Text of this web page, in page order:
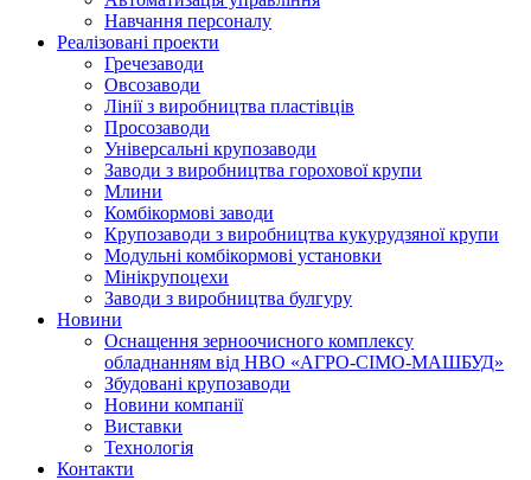
Навчання персоналу
Реалізовані проекти
Гречезаводи
Овсозаводи
Лінії з виробництва пластівців
Просозаводи
Універсальні крупозаводи
Заводи з виробництва горохової крупи
Млини
Комбікормові заводи
Крупозаводи з виробництва кукурудзяної крупи
Модульні комбікормові установки
Мінікрупоцехи
Заводи з виробництва булгуру
Новини
Оснащення зерноочисного комплексу
обладнанням від НВО «АГРО-СІМО-МАШБУД»
Збудовані крупозаводи
Новини компанії
Виставки
Технологія
Контакти